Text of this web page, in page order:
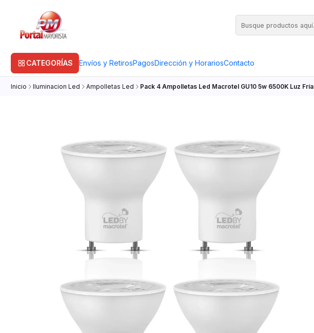
CATEGORÍAS Envíos y RetirosPagosDirección y HorariosContacto
Inicio Iluminacion Led Ampolletas Led Pack 4 Ampolletas Led Macrotel GU10 5w 6500K Luz Fría